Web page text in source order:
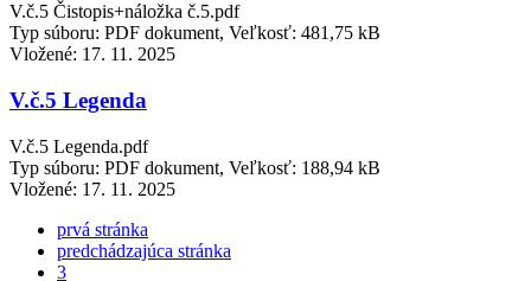
V.č.5 Čistopis+náložka č.5.pdf
Typ súboru: PDF dokument, Veľkosť: 481,75 kB
Vložené: 17. 11. 2025
V.č.5 Legenda
V.č.5 Legenda.pdf
Typ súboru: PDF dokument, Veľkosť: 188,94 kB
Vložené: 17. 11. 2025
prvá stránka
predchádzajúca stránka
3